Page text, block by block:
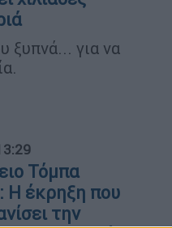
ξυπνά... για να
Τόμπα
Η έκρηξη που
την